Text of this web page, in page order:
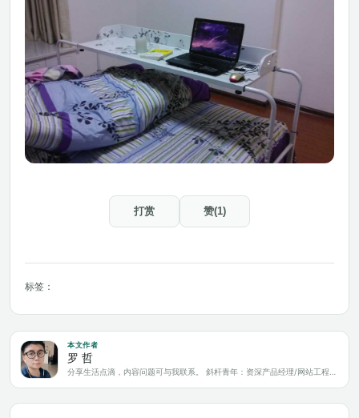
打赏 赞(1)
标签：
本文作者
罗 哲